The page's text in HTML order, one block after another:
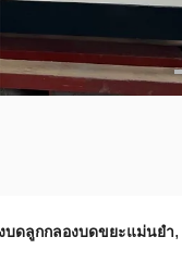
บดลูกกลองบดขยะแม่นยํา,